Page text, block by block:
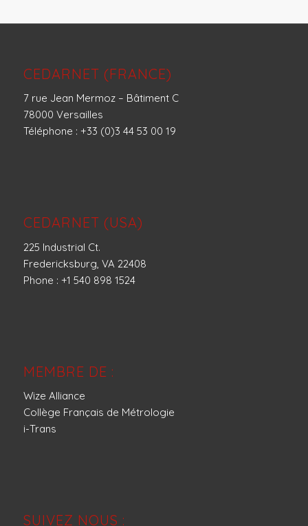
CEDARNET (FRANCE)
7 rue Jean Mermoz – Bâtiment C
78000 Versailles
Téléphone : +33 (0)3 44 53 00 19
CEDARNET (USA)
225 Industrial Ct.
Fredericksburg, VA 22408
Phone : +1 540 898 1524
MEMBRE DE :
Wize Alliance
Collège Français de Métrologie
i-Trans
SUIVEZ NOUS :